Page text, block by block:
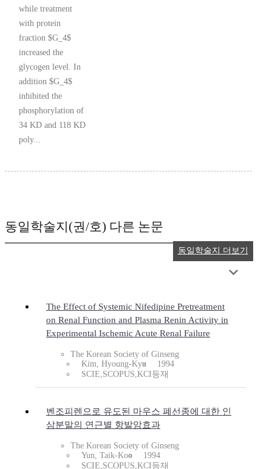
while treatment
with protein
fraction $G_4$
increased the
glycogen level. In
addition $G_4$
inhibited the
phosphorylation of
34 KD and 118 KD
poly...
동일학술지(권/호) 다른 논문
The Effect of Systemic Nifedipine Pretreatment
on Renal Function and Plasma Renin Activity in
Experimental Ischemic Acute Renal Failure
The Korean Society of Ginseng
Kim, Hyoung-Kyu
1994
SCIE,SCOPUS,KCI등재
벤조피렌으로 유도된 마우스 폐선종에 대한 인
삼분말의 연근별 항발암효과
The Korean Society of Ginseng
Yun, Taik-Koo
1994
SCIE,SCOPUS,KCI등재
동일학술지 더보기